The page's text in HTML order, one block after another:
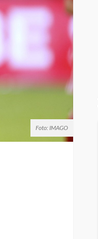
Foto: IMAGO